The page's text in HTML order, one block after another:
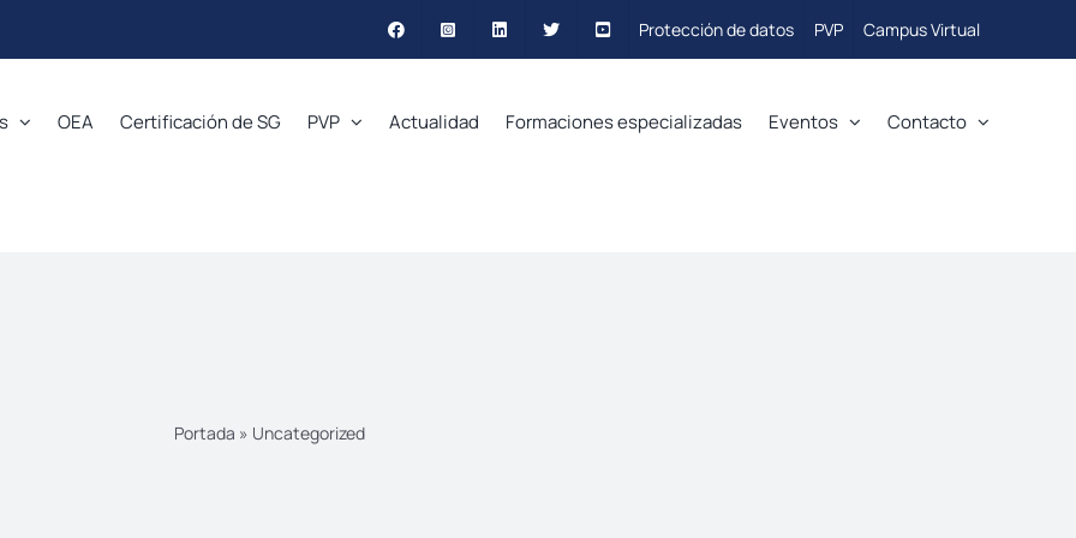
Protección de datos PVP Campus Virtual
OEA Certificación de SG PVP Actualidad Formaciones especializadas Eventos Contacto
Portada » Uncategorized